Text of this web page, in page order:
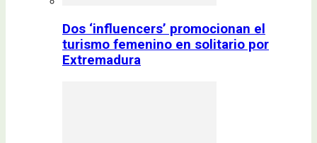
Dos ‘influencers’ promocionan el
turismo femenino en solitario por
Extremadura